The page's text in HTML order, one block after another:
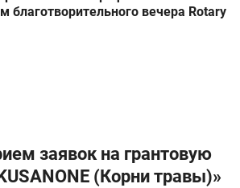
благотворительного вечера Rotary
заявок на грантовую
(Корни травы)»